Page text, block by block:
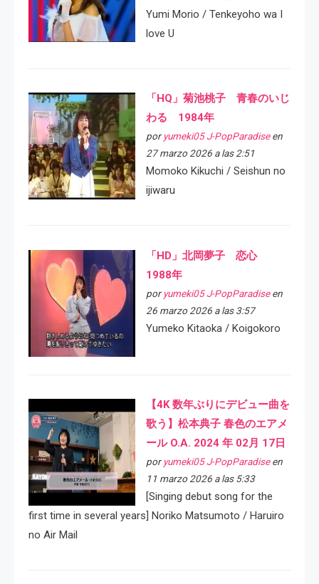
Yumi Morio / Tenkeyoho wa I
love U
「HQ」菊池桃子 青春のいじ
わる 1984年
por yumeki05 J-PopParadiseen
27 marzo 2026 a las 2:51
Momoko Kikuchi / Seishun no
ijiwaru
「HD」北岡夢子 恋心
1988年
por yumeki05 J-PopParadiseen
26 marzo 2026 a las 3:57
Yumeko Kitaoka / Koigokoro
【4K 数年ぶりにデビュー曲を
歌う】松本典子 春色のエアメ
ール O.A. 2024 年 02月 17日
por yumeki05 J-PopParadiseen
11 marzo 2026 a las 5:33
[Singing debut song for the
first time in several years] Noriko Matsumoto / Haruiro
no Air Mail